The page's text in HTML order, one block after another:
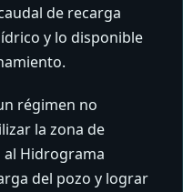
de recarga
y lo disponible
régimen no
la zona de
Hidrograma
del pozo y lograr